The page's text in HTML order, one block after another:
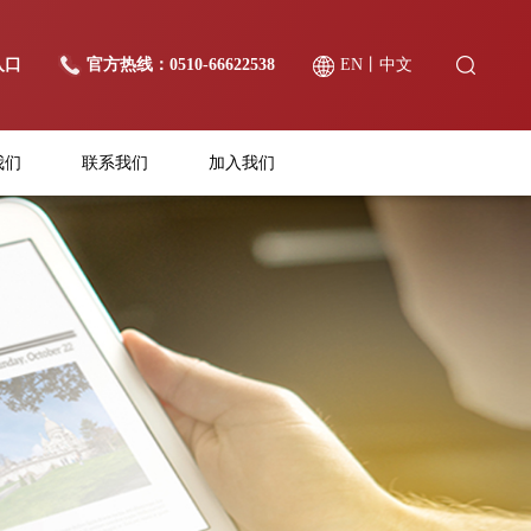
EN丨 中文
官方热线：0510-66622538
们 联系我们 加入我们